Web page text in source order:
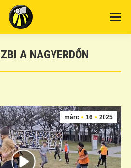
A NAGYERDŐN
márc 16 2025